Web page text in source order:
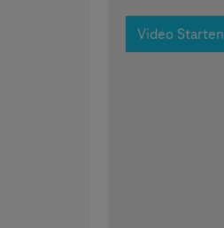
Video Starten